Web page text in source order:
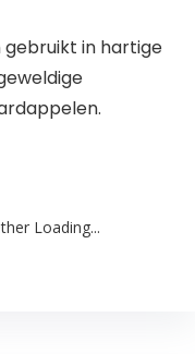
gebruikt in hartige
Loading...